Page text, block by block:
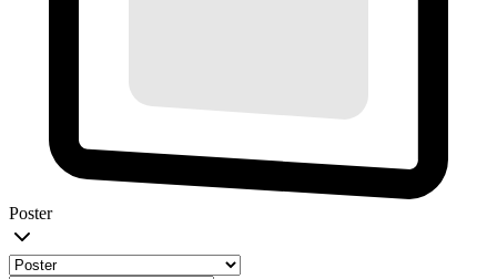
Poster